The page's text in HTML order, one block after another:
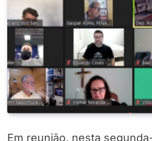
Em reunião, nesta